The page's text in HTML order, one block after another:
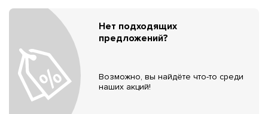
Нет подходящих
предложений?
Возможно, вы найдёте что-то среди
наших акций!